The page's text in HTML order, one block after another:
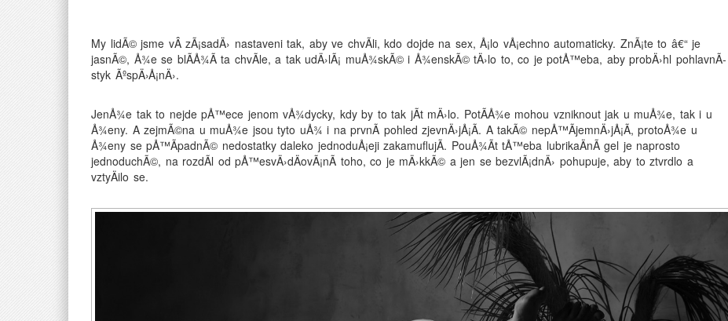
My lidÃ© jsme vÂ zÃ¡sadÄ› nastaveni tak, aby ve chvÃ­li, kdo dojde na sex, Å¡lo vÅ¡echno automaticky. ZnÃ¡te to â€“ je
jasnÃ©, Å¾e se blÃ­Å¾Ã­ ta chvÃ­le, a tak udÄ›lÃ¡ muÅ¾skÃ© i Å¾enskÃ© tÄ›lo to, co je potÅ™eba, aby probÄ›hl pohlavnÃ­
styk ÃºspÄ›Å¡nÄ›.
JenÅ¾e tak to nejde pÅ™ece jenom vÅ¾dycky, kdy by to tak jÃ­t mÄ›lo. PotÃ­Å¾e mohou vzniknout jak u muÅ¾e, tak i u
Å¾eny. A zejmÃ©na u muÅ¾e jsou tyto uÅ¾ i na prvnÃ­ pohled zjevnÄ›jÅ¡Ã­. A takÃ© nepÅ™Ã­jemnÄ›jÅ¡Ã­, protoÅ¾e u
Å¾eny se pÅ™Ã­padnÃ© nedostatky daleko jednoduÅ¡eji zakamuflujÃ­. PouÅ¾Ã­t tÅ™eba lubrikaÄnÃ­ gel je naprosto
jednoduchÃ©, na rozdÃ­l od pÅ™esvÄ›dÄovÃ¡nÃ­ toho, co je mÄ›kkÃ© a jen se bezvlÃ¡dnÄ› pohupuje, aby to ztvrdlo a
vztyÄilo se.